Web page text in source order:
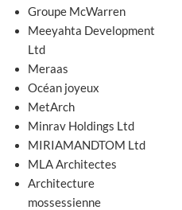
Groupe McWarren
Meeyahta Development
Ltd
Meraas
Océan joyeux
MetArch
Minrav Holdings Ltd
MIRIAMANDTOM Ltd
MLA Architectes
Architecture
mossessienne